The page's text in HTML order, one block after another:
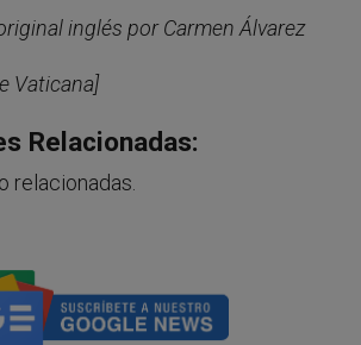
inglés por CarmenÁlvarez
Vaticana]
Relacionadas:
relacionadas.